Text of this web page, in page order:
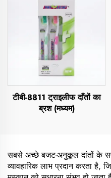
टीबी-8811 ट्राइलीफ दाँतों का
ब्रश (मध्यम)
सबसे अच्छे बजट-अनुकूल दांतों के
व्यावहारिक लाभ प्रदान करता है,